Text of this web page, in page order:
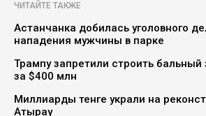
ЧИТАЙТЕ ТАКЖЕ
Астанчанка добилась уголовного
нападения мужчины в парке
Трампу запретили строить
за $400 млн
Миллиарды тенге украли на
Атырау